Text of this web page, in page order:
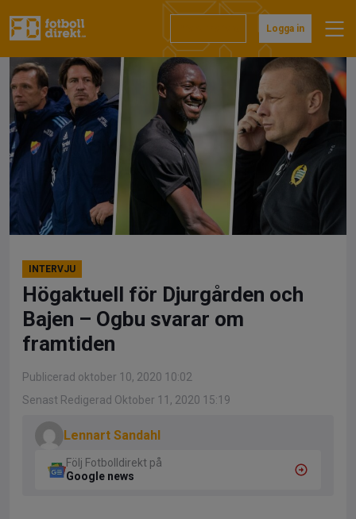
till
Logga in
INTERVJU
Högaktuell för Djurgården och
Bajen – Ogbu svarar om
framtiden
Publicerad oktober 10, 2020 10:02
Senast Redigerad Oktober 11, 2020 15:19
Lennart Sandahl
Följ Fotbolldirekt på
Google news